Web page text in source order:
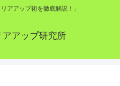
アアップ術を徹底解説！」
アップ研究所